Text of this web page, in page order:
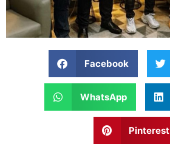
Facebook
WhatsApp
Pinterest